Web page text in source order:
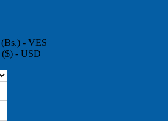
- VES
($) - USD